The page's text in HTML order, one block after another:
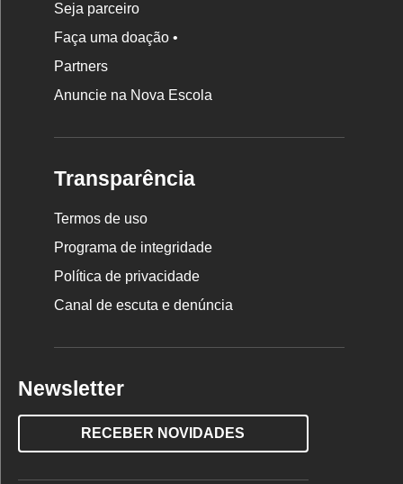
Seja parceiro
Faça uma doação •
Partners
Anuncie na Nova Escola
Transparência
Termos de uso
Programa de integridade
Política de privacidade
Canal de escuta e denúncia
Newsletter
RECEBER NOVIDADES